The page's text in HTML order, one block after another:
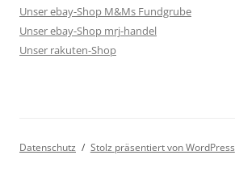
Unser ebay-Shop M&Ms Fundgrube
Unser ebay-Shop mrj-handel
Unser rakuten-Shop
Datenschutz Stolz präsentiert von WordPress